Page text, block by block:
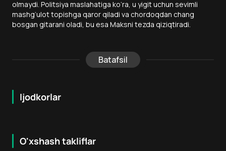
olmaydi. Politsiya maslahatiga ko‘ra, u yigit uchun sevimli
mashg‘ulot topishga qaror qiladi va chordoqdan chang
bosgan gitarani oladi, bu esa Maksni tezda qiziqtiradi.
Batafsil
Ijodkorlar
O'xshash takliflar
12 + 5.3